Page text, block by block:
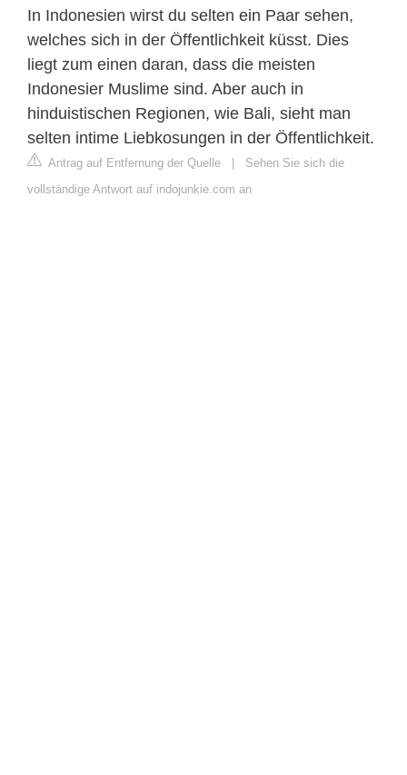
In Indonesien wirst du selten ein Paar sehen,
welches sich in der Öffentlichkeit küsst. Dies
liegt zum einen daran, dass die meisten
Indonesier Muslime sind. Aber auch in
hinduistischen Regionen, wie Bali, sieht man
selten intime Liebkosungen in der Öffentlichkeit.
Antrag auf Entfernung der Quelle | Sehen Sie sich die
vollständige Antwort auf indojunkie.com an